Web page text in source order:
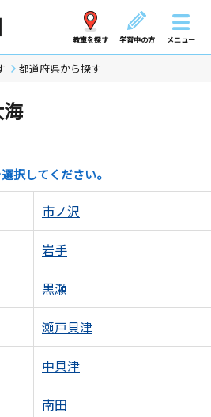
教室を探す 学習中の方 メニュー
都道府県から探す
択してください。
市ノ沢
岩手
黒瀬
瀬戸貝津
中貝津
南田